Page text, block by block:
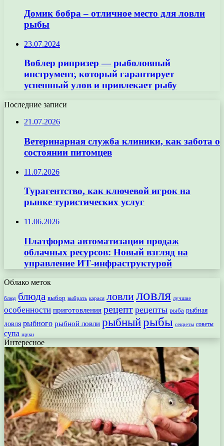
Домик бобра – отличное место для ловли
рыбы
23.07.2024
Воблер рипризер — рыболовный
инструмент, который гарантирует
успешный улов и привлекает рыбу
Последние записи
21.07.2026
Ветеринарная служба клиники, как забота о
состоянии питомцев
11.07.2026
Турагентство, как ключевой игрок на
рынке туристических услуг
11.06.2026
Платформа автоматизации продаж
облачных ресурсов: Новый взгляд на
управление ИТ-инфраструктурой
Облако меток
блюд блюда выбор выбрать карася ловлиловля лучшие
особенности приготовления рецепт рецепты рыба рыбная
ловля рыбного рыбной ловли рыбныйрыбы секреты советы
супа щуки
Интересное